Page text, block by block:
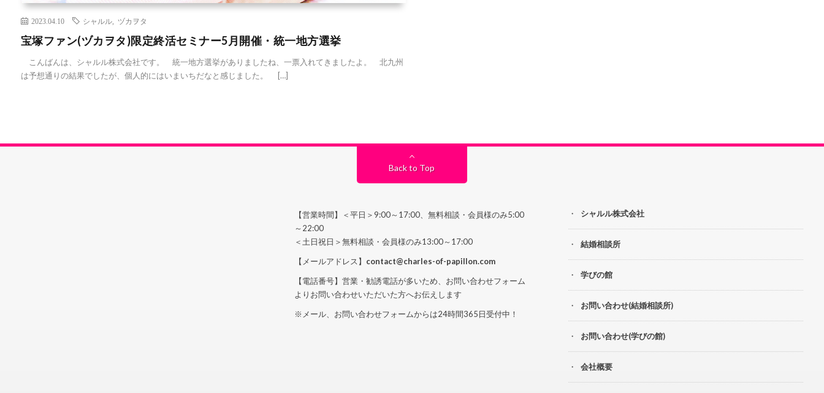
2023.04.10 シャルル, ヅカヲタ
宝塚ファン(ヅカヲタ)限定終活セミナー5月開催・統一地方選挙
こんばんは、シャルル株式会社です。 統一地方選挙がありましたね、一票入れてきましたよ。 北九州
は予想通りの結果でしたが、個人的にはいまいちだなと感じました。 […]
Back to Top
【営業時間】＜平日＞9:00～17:00、無料相談・会員様のみ5:00
～22:00
＜土日祝日＞無料相談・会員様のみ13:00～17:00
【メールアドレス】 contact@charles-of-papillon.com
【電話番号】営業・勧誘電話が多いため、お問い合わせフォーム
よりお問い合わせいただいた方へお伝えします
※メール、お問い合わせフォームからは24時間365日受付中！
シャルル株式会社
結婚相談所
学びの館
お問い合わせ(結婚相談所)
お問い合わせ(学びの館)
会社概要